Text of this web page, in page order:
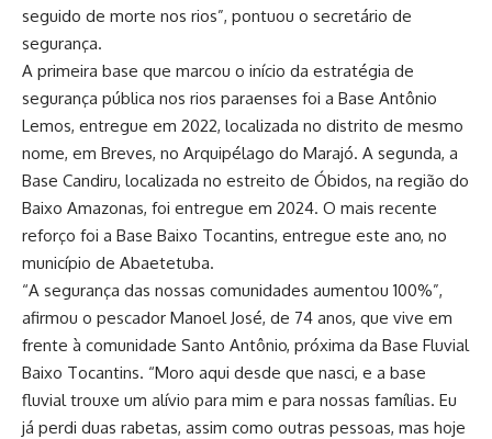
seguido de morte nos rios”, pontuou o secretário de
segurança.
A primeira base que marcou o início da estratégia de
segurança pública nos rios paraenses foi a Base Antônio
Lemos, entregue em 2022, localizada no distrito de mesmo
nome, em Breves, no Arquipélago do Marajó. A segunda, a
Base Candiru, localizada no estreito de Óbidos, na região do
Baixo Amazonas, foi entregue em 2024. O mais recente
reforço foi a Base Baixo Tocantins, entregue este ano, no
município de Abaetetuba.
“A segurança das nossas comunidades aumentou 100%”,
afirmou o pescador Manoel José, de 74 anos, que vive em
frente à comunidade Santo Antônio, próxima da Base Fluvial
Baixo Tocantins. “Moro aqui desde que nasci, e a base
fluvial trouxe um alívio para mim e para nossas famílias. Eu
já perdi duas rabetas, assim como outras pessoas, mas hoje